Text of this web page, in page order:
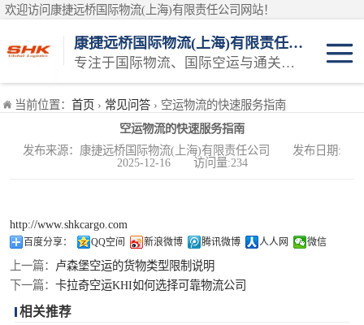
欢迎访问康捷远桥国际物流(上海)有限责任公司网站！
康捷远桥国际物流(上海)有限责任公司
专注于国际物流、国际空运与通关一体化一站式物流服务商
当前位置： 首页 › 常见问答 › 空运物流的快速服务指南
空运物流的快速服务指南
发布来源：康捷远桥国际物流(上海)有限责任公司 发布日期:
2025-12-16 访问量:234
http://www.shkcargo.com
百度分享： QQ空间 新浪微博 腾讯微博 人人网 微信
上一篇：
卢森堡空运的货物类型限制说明
下一篇： 卡拉奇空运KHI如何选择可靠物流公司
相关推荐
日本空运
韩国空运
印度空运
巴基斯坦空运
澳大利亚空运